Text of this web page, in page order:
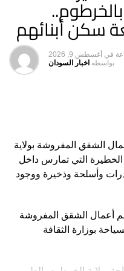
سكن أبنائهم
في أغسطس 9, 2026
بواسطه اخبار السودان
الشقق المفروشة بولاية
التي تمارس داخل
وأسلحة وذخيرة ووجود
أعمال الشقق المفروشة
بوزارة الثقافة